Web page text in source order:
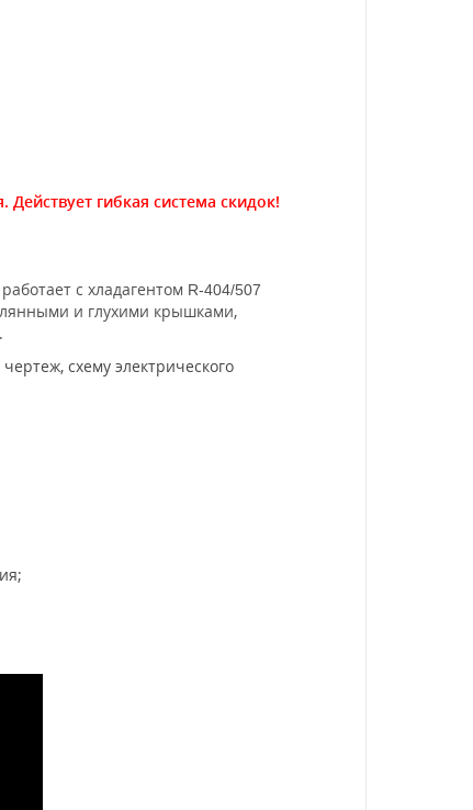
гибкая система скидок!
с хладагентом R-404/507
и глухими крышками,
схему электрического